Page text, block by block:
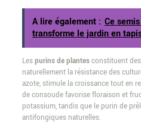
A lire également : Ce
transforme le jardin en
Lespurins de plantesconstituent
naturellement la résistance des
azote, stimule la croissance tout en
de consoude favorise floraison et
potassium, tandis que le purin de
antifongiques naturelles.